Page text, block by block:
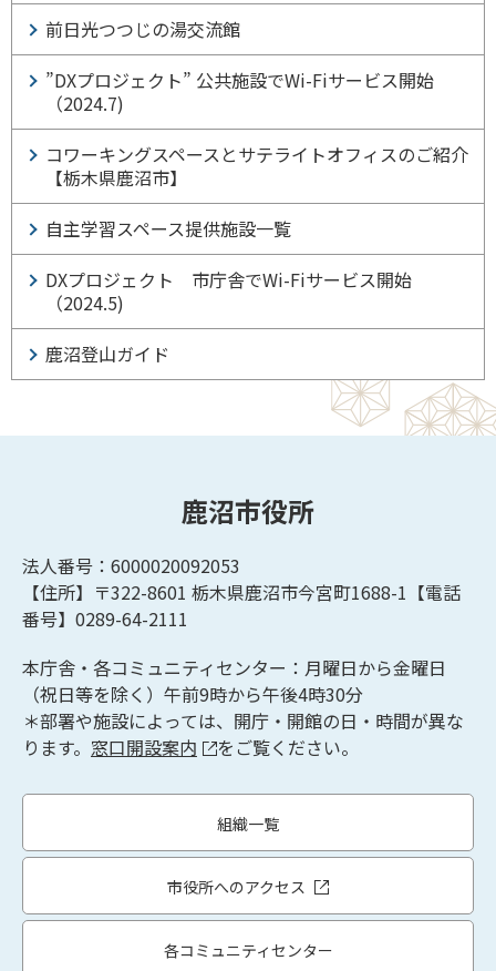
前日光つつじの湯交流館
”DXプロジェクト” 公共施設でWi-Fiサービス開始
（2024.7)
コワーキングスペースとサテライトオフィスのご紹介
【栃木県鹿沼市】
自主学習スペース提供施設一覧
DXプロジェクト 市庁舎でWi-Fiサービス開始
（2024.5)
鹿沼登山ガイド
鹿沼市役所
法人番号：6000020092053
【住所】〒322-8601 栃木県鹿沼市今宮町1688-1【電話
番号】0289-64-2111
本庁舎・各コミュニティセンター：月曜日から金曜日
（祝日等を除く）午前9時から午後4時30分
＊部署や施設によっては、開庁・開館の日・時間が異な
ります。 窓口開設案内 をご覧ください。
組織一覧
市役所へのアクセス
各コミュニティセンター